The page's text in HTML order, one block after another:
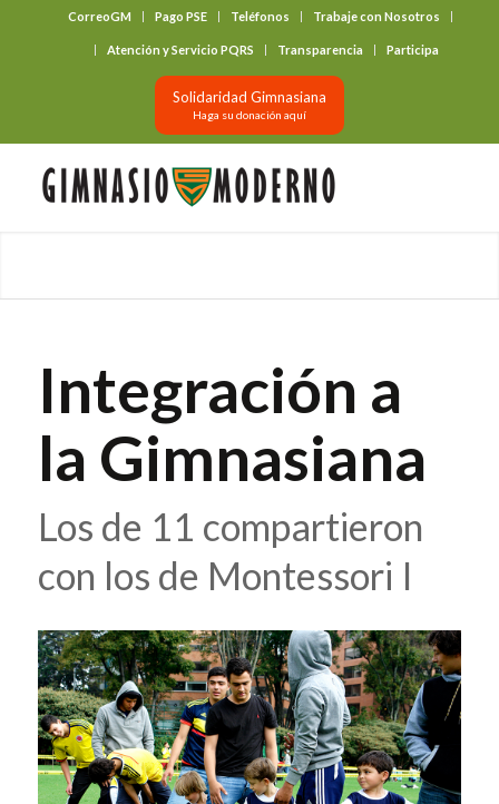
CorreoGM Pago PSE Teléfonos Trabaje con Nosotros
Atención y Servicio PQRS Transparencia Participa
Solidaridad Gimnasiana
Haga su donación aquí
Integración a
la Gimnasiana
Los de 11 compartieron
con los de Montessori I